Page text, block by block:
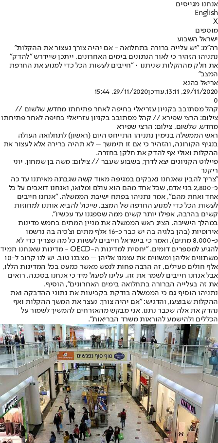
אנחנו מגייסים
English
X
מוספים
ישראל השבוע
רה"מ: "יש עלייה ברורה בתחלואה - אם יהיה צורך נעצור את ההקלות"
נתניהו הזהיר כי לאור הנתונים בימים האחרונים, ייתכן שיידרש "להדק"
את חלק מההקלות שניתנו • "חייבים לעשות הכל כדי למנוע את החרפת
המצב"
אריאל כהנא
29/11/2020, 13:11
,עודכן29/11/2020, 15:44
0
קהל מסתובב בקניון עזריאלי בחיפה לאחר פתיחתו מחדש, שלשום //
צילום: הרצי שפירא // קהל מסתובב בקניון עזריאלי בחיפה לאחר פתיחתו
מחדש, שלשום, צילום: הרצי שפירא
ראש הממשלה בנימין נתניהו התייחס היום (ראשון) לתחלואה העולה
בנגיף הקורונה, והזהיר כי אם זו תימשך – לא תהיה ברירה אלא לעצור את
ההקלות ואולי אף להדק את חלקן בחזרה.
פיילוט הקניונים יצא לדרך, בשבוע שעבר // צילום: משה בן שמחון, יוני
ריקנר
"צריך להבין שאנחנו נאבקים במגיפה מאוד קשה שגבתה מאיתנו עד כה
כ-2,800 בני אדם, שכל אחד מהם הוא עולם ומלואו, ואנחנו דואבים על כל
אחד ואחת מהם", אמר נתניהו בפתח ישיבת הממשלה. "אנחנו חייבים
לעשות הכל כדי למנוע החרפה של המצב, שיכול להביא אותנו למחוזות
קשים בהרבה, אפילו יותר קשים ממה שספגנו עד עכשיו".
במהלך הישיבה, הציג ראש הממשלה את מניין המתים בחמש מדינות
אירופיות (בהן בלגיה בה יש כבר כ-16 אלף מתים וצ'כיה בה נרשמו
כ-8,000 מתים), ואמר כי בישראל חייבים לעשות כל מה שצריך כדי לא
להגיע למספרים דומים. "יחסית למדינות ה-OECD - מדינות שאנחנו תמיד
משתווים אליהן ומשווים את עצמנו אליהן – מצבנו טוב. יש לנו קרוב ל-10
אלף חולים פעילים, זה הרבה פחות לנפש מאשר כמעט בכל המדינות הללו,
אבל אנחנו חייבים לשמר את זה. עלינו לפעול מיד כי אנחנו בסכנה, רואים
את זה בעלייה הברורה בתחלואה בימים האחרונים", הוסיף.
נתניהו הוסיף גם כי הממשלה בודקת בקביעות את נתוני ההדבקה ואת
ההקלות שבוצעו, והדגיש: "אם יהיה צורך, נעצר את המשך ההקלות ואף
נהדק את אלה שכבר נתנו. אני מבקש מהאזרחים להמשיך לשמור על
הכללים ולהישמע להוראות משרד הבריאות".